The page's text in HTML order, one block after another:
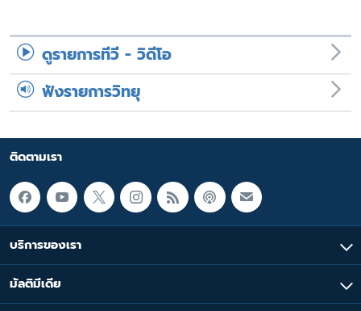
ดูรายการทีวี - วิดีโอ
ฟังรายการวิทยุ
ติดตามเรา
บริการของเรา
มัลติมีเดีย